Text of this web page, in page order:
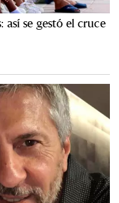
así se gestó el cruce